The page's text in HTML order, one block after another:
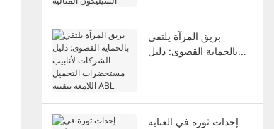
بريق المرآة يلتقي
بالحماية القصوى: دليل
إحداث ثورة في العناية